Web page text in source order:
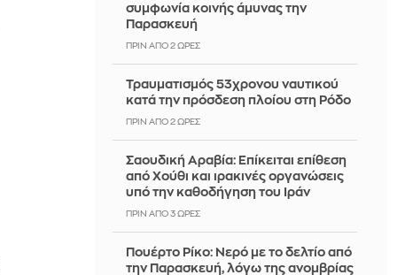
συμφωνία κοινής άμυνας την
Παρασκευή
ΠΡΙΝ ΑΠΌ 2 ΏΡΕΣ
Τραυματισμός 53χρονου ναυτικού
κατά την πρόσδεση πλοίου στη Ρόδο
ΠΡΙΝ ΑΠΌ 2 ΏΡΕΣ
Σαουδική Αραβία: Επίκειται επίθεση
από Χούθι και ιρακινές οργανώσεις
υπό την καθοδήγηση του Ιράν
ΠΡΙΝ ΑΠΌ 3 ΏΡΕΣ
Πουέρτο Ρίκο: Νερό με το δελτίο από
την Παρασκευή, λόγω της ανομβρίας